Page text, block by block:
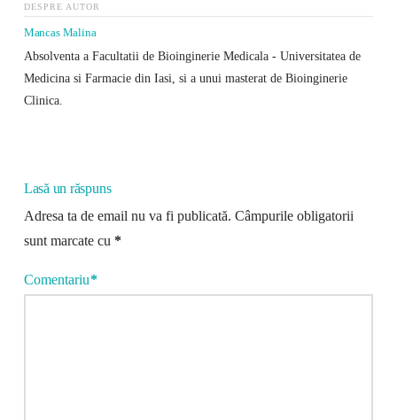
DESPRE AUTOR
Mancas Malina
Absolventa a Facultatii de Bioinginerie Medicala - Universitatea de
Medicina si Farmacie din Iasi, si a unui masterat de Bioinginerie
Clinica.
Lasă un răspuns
Adresa ta de email nu va fi publicată. Câmpurile obligatorii
sunt marcate cu *
Comentariu*